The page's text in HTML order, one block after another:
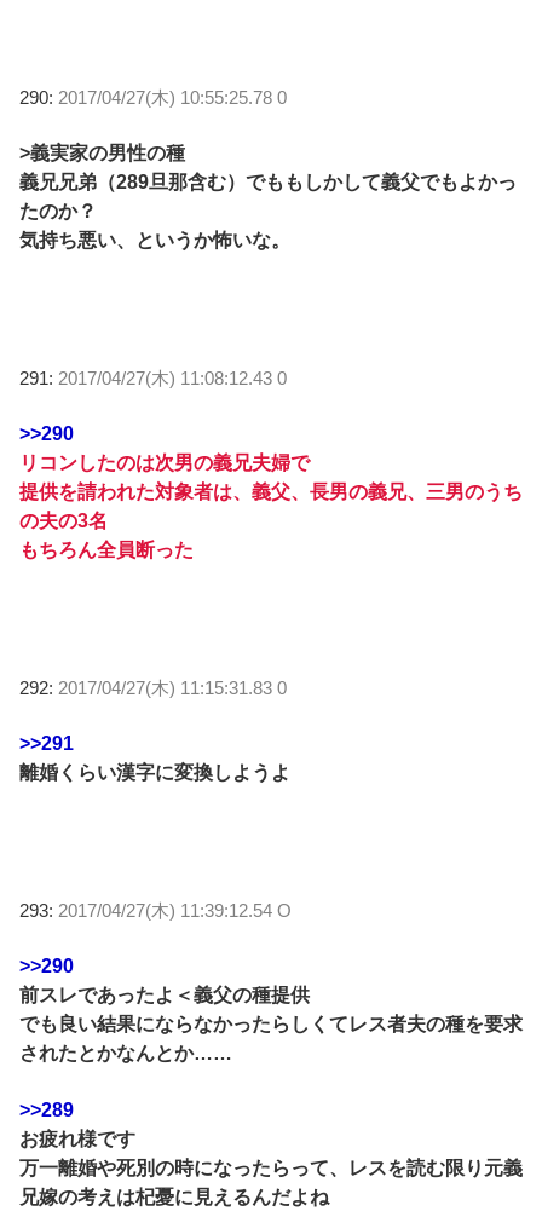
290: 2017/04/27(木) 10:55:25.78 0
>義実家の男性の種
義兄兄弟（289旦那含む）でももしかして義父でもよかっ
たのか？
気持ち悪い、というか怖いな。
291: 2017/04/27(木) 11:08:12.43 0
>>290
リコンしたのは次男の義兄夫婦で
提供を請われた対象者は、義父、長男の義兄、三男のうち
の夫の3名
もちろん全員断った
292: 2017/04/27(木) 11:15:31.83 0
>>291
離婚くらい漢字に変換しようよ
293: 2017/04/27(木) 11:39:12.54 O
>>290
前スレであったよ＜義父の種提供
でも良い結果にならなかったらしくてレス者夫の種を要求
されたとかなんとか……
>>289
お疲れ様です
万一離婚や死別の時になったらって、レスを読む限り元義
兄嫁の考えは杞憂に見えるんだよね